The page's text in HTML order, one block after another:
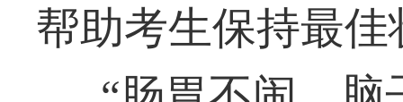
帮助考生保持最佳